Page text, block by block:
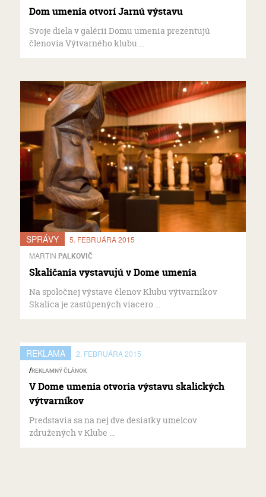
Dom umenia otvorí Jarnú výstavu
Svoje diela v galérii Domu umenia prezentujú
členovia Výtvarného klubu ...
SPRÁVY
5. FEBRUÁRA 2015
MARTIN PALKOVIČ
Skaličania vystavujú v Dome umenia
Na spoločnej výstave členov Klubu výtvarníkov
Skalica je zastúpených viacero ...
REKLAMA 2. FEBRUÁRA 2015
REKLAMNÝ ČLÁNOK
V Dome umenia otvoria výstavu skalických
výtvarníkov
Predstavia sa na nej dve desiatky umelcov
združených v Klube ...